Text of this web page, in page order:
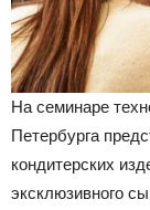
На семинаре
Петербурга
кондитерских
эксклюзивного